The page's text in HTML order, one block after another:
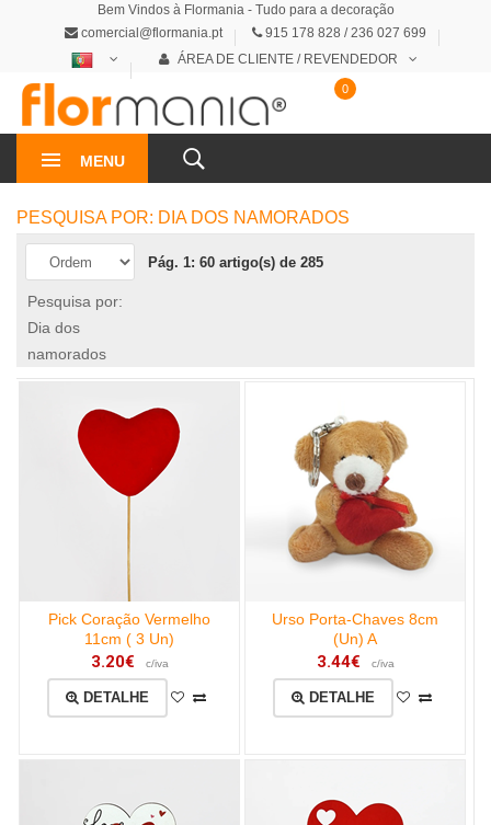
Bem Vindos à Flormania - Tudo para a decoração
comercial@flormania.pt
915 178 828 / 236 027 699
ÁREA DE CLIENTE / REVENDEDOR
MENU
0
PESQUISA POR: DIA DOS NAMORADOS
Pág. 1: 60 artigo(s) de 285
Pesquisa por:
Dia dos
namorados
Pick Coração Vermelho
11cm ( 3 Un)
3.20€ c/iva
DETALHE
Urso Porta-Chaves 8cm
(Un) A
3.44€ c/iva
DETALHE